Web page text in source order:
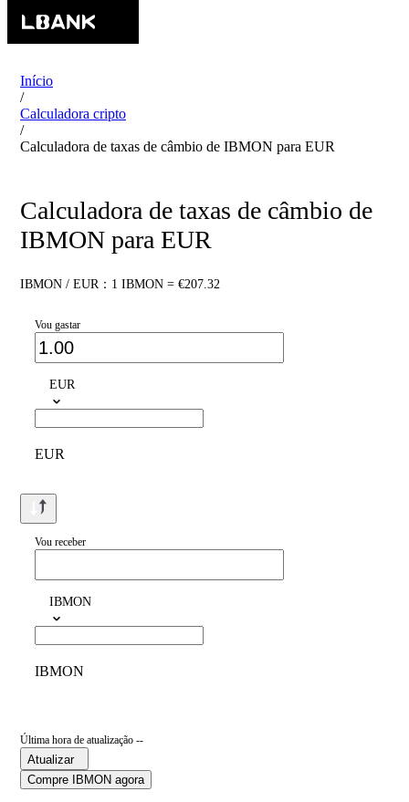
Início
/
Calculadora cripto
/
Calculadora de taxas de câmbio de IBMON para EUR
Calculadora de taxas de câmbio de
IBMON para EUR
IBMON / EUR：1 IBMON = €207.32
Vou gastar
EUR
EUR
Vou receber
IBMON
IBMON
Última hora de atualização --
Atualizar
Compre IBMON agora